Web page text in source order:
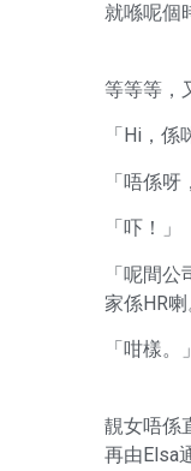
就喺呢個
等等等，
「Hi，係
「唔係
「吓！
「呢間
家係HR喇
「咁樣。
靚女唔係
再由Elsa